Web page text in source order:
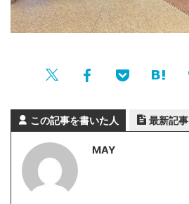
この記事を書いた人 最新記事
MAY